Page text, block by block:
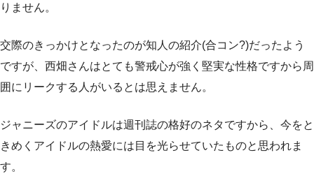
りません。
交際のきっかけとなったのが知人の紹介(合コン?)だったよう
ですが、西畑さんはとても警戒心が強く堅実な性格ですから周
囲にリークする人がいるとは思えません。
ジャニーズのアイドルは週刊誌の格好のネタですから、今をと
きめくアイドルの熱愛には目を光らせていたものと思われま
す。